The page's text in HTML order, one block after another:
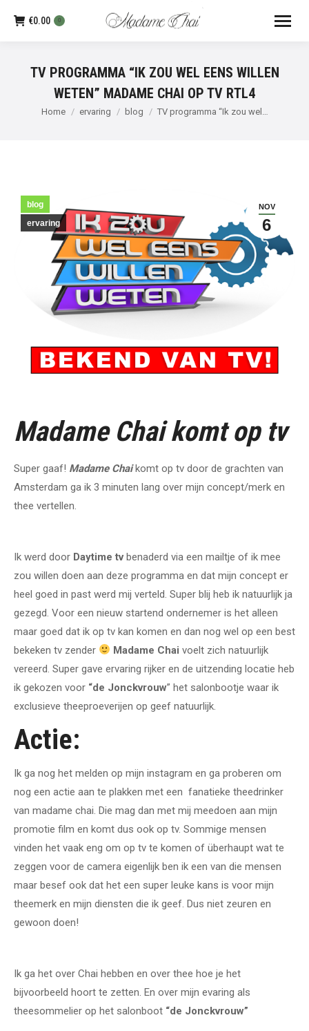
€0.00 0
TV PROGRAMMA “IK ZOU WEL EENS WILLEN
WETEN” MADAME CHAI OP TV RTL4
Je bent hier:
Home ervaring blog TV programma “Ik zou wel…
NOV
6
blog
ervaring
Madame Chai komt op tv
Super gaaf! Madame Chai komt op tv door de grachten van
Amsterdam ga ik 3 minuten lang over mijn concept/merk en
thee vertellen.
Ik werd door Daytime tvbenaderd via een mailtje of ik mee
zou willen doen aan deze programma en dat mijn concept er
heel goed in past werd mij verteld. Super blij heb ik natuurlijk ja
gezegd. Voor een nieuw startend ondernemer is het alleen
maar goed dat ik op tv kan komen en dan nog wel op een best
bekeken tv zender
Madame Chai voelt zich natuurlijk
vereerd. Super gave ervaring rijker en de uitzending locatie heb
ik gekozen voor “de Jonckvrouw” het salonbootje waar ik
exclusieve theeproeverijen op geef natuurlijk.
Actie:
Ik ga nog het melden op mijn instagram en ga proberen om
nog een actie aan te plakken met een fanatieke theedrinker
van madame chai. Die mag dan met mij meedoen aan mijn
promotie film en komt dus ook op tv. Sommige mensen
vinden het vaak eng om op tv te komen of überhaupt wat te
zeggen voor de camera eigenlijk ben ik een van die mensen
maar besef ook dat het een super leuke kans is voor mijn
theemerk en mijn diensten die ik geef. Dus niet zeuren en
gewoon doen!
Ik ga het over Chai hebben en over thee hoe je het
bijvoorbeeld hoort te zetten. En over mijn evaring als
theesommelier op het salonboot “de Jonckvrouw”